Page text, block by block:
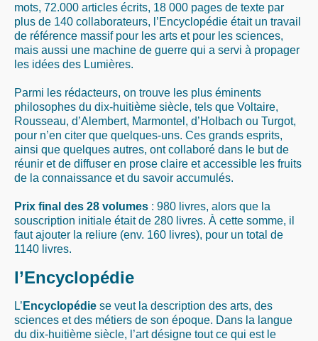
mots, 72.000 articles écrits, 18 000 pages de texte par
plus de 140 collaborateurs, l’Encyclopédie était un travail
de référence massif pour les arts et pour les sciences,
mais aussi une machine de guerre qui a servi à propager
les idées des Lumières.
Parmi les rédacteurs, on trouve les plus éminents
philosophes du dix-huitième siècle, tels que Voltaire,
Rousseau, d’Alembert, Marmontel, d’Holbach ou Turgot,
pour n’en citer que quelques-uns. Ces grands esprits,
ainsi que quelques autres, ont collaboré dans le but de
réunir et de diffuser en prose claire et accessible les fruits
de la connaissance et du savoir accumulés.
Prix final des 28 volumes : 980 livres, alors que la
souscription initiale était de 280 livres. À cette somme, il
faut ajouter la reliure (env. 160 livres), pour un total de
1140 livres.
l’Encyclopédie
L’ Encyclopédie se veut la description des arts, des
sciences et des métiers de son époque. Dans la langue
du dix-huitième siècle, l’art désigne tout ce qui est le